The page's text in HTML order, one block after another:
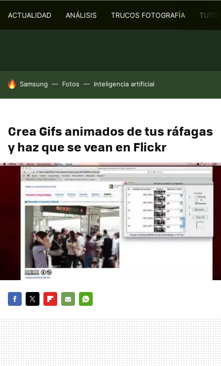
ACTUALIDAD ANÁLISIS TRUCOS FOTOGRAFÍA
HOY SE HABLA DE
Samsung Fotos Inteligencia artificial
Crea Gifs animados de tus ráfagas
y haz que se vean en Flickr
MAIL